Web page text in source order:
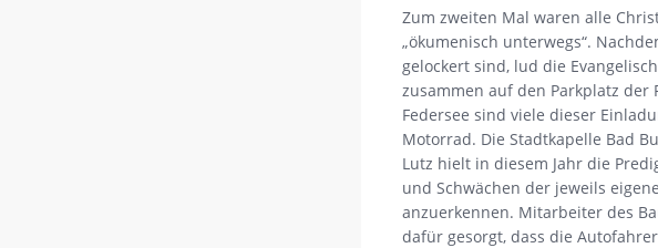
Zum zweiten Mal waren alle
„ökumenisch unterwegs“.
gelockert sind, lud die
zusammen auf den Parkplatz der
Federsee sind viele dieser
Motorrad. Die Stadtkapelle Bad
Lutz hielt in diesem Jahr die
und Schwächen der jeweils
anzuerkennen. Mitarbeiter des
dafür gesorgt, dass die